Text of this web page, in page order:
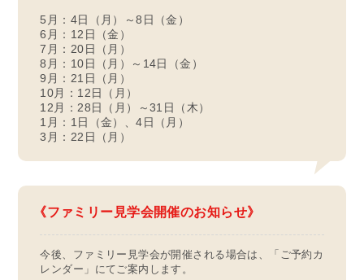
5月：4日（月）～8日（金）
6月：12日（金）
7月：20日（月）
8月：10日（月）～14日（金）
9月：21日（月）
10月：12日（月）
12月：28日（月）～31日（木）
1月：1日（金）、4日（月）
3月：22日（月）
ファミリー見学会開催のお知らせ
今後、ファミリー見学会が開催される場合は、「ご予約カ
レンダー」にてご案内します。